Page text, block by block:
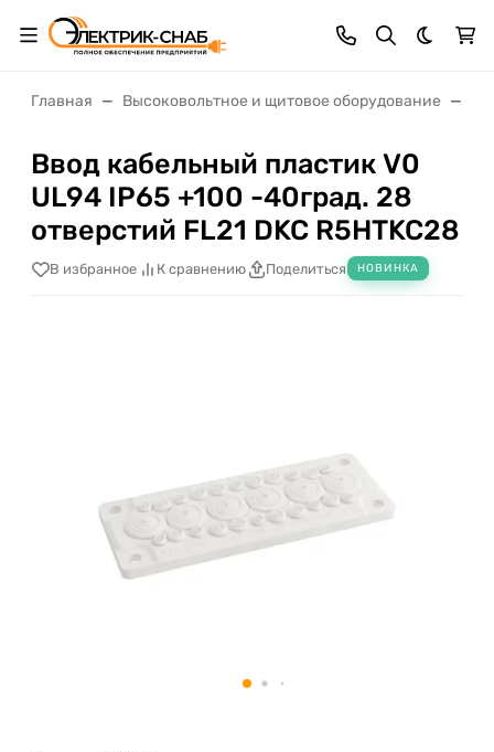
Темная
Главная Высоковольтное и щитовое оборудование
Ввод кабельный пластик V0
UL94 IP65 +100 -40град. 28
отверстий FL21 DKC R5HTKC28
В избранное К сравнению Поделиться НОВИНКА